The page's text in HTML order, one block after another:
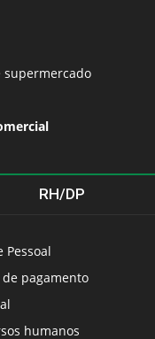
supermercado
RH/DP
pagamento
humanos